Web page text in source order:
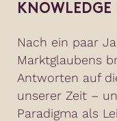
KNOWLEDGE
Nach ein paar
Marktglaubens
Antworten auf
unserer Zeit –
Paradigma als